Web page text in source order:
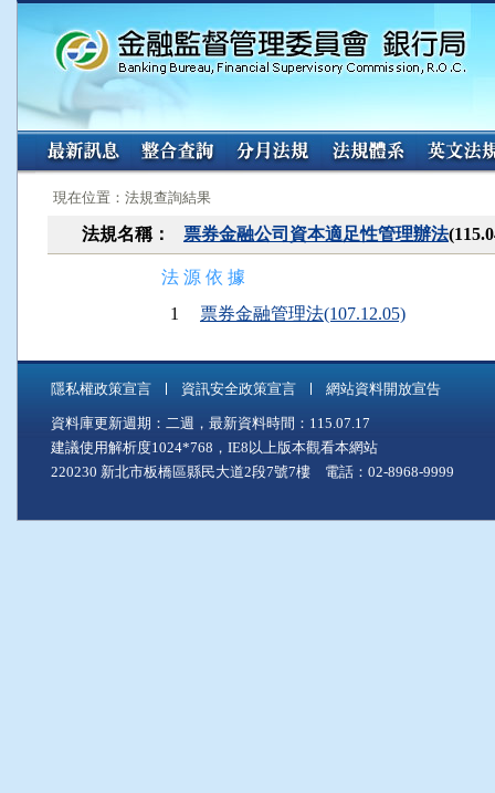
:::
現在位置：法規查詢結果
法規名稱： 票券金融公司資本適足性管理辦法
法 源 依 據
1
票券金融管理法(107.12.05)
隱私權政策宣言 資訊安全政策宣言 網站資料開放宣告
資料庫更新週期：二週，最新資料時間：115.07.17
建議使用解析度1024*768，IE8以上版本觀看本網站
220230 新北市板橋區縣民大道2段7號7樓 電話：02-8968-9999